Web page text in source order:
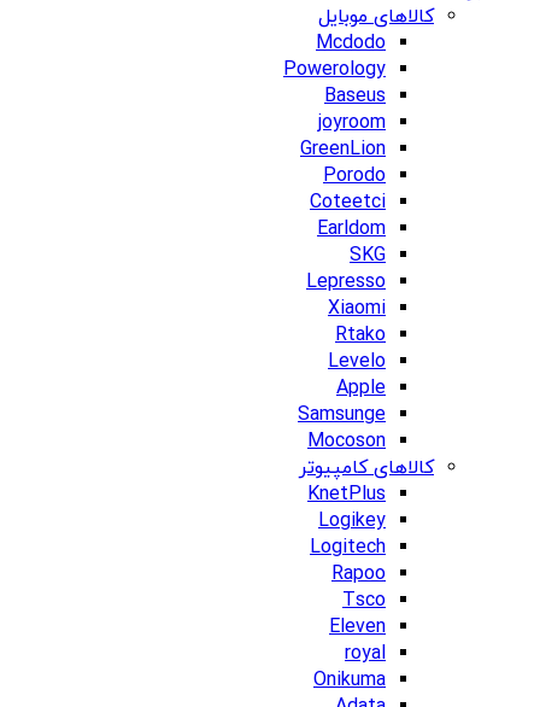
کالاهای موبایل
Mcdodo
Powerology
Baseus
joyroom
GreenLion
Porodo
Coteetci
Earldom
SKG
Lepresso
Xiaomi
Rtako
Levelo
Apple
Samsunge
Mocoson
کالاهای کامپیوتر
KnetPlus
Logikey
Logitech
Rapoo
Tsco
Eleven
royal
Onikuma